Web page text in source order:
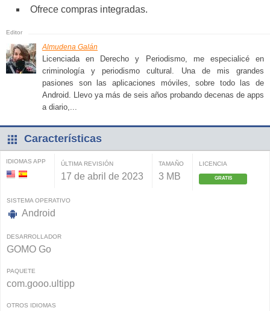
Ofrece compras integradas.
Almudena Galán
Licenciada en Derecho y Periodismo, me especialicé en
criminología y periodismo cultural. Una de mis grandes
pasiones son las aplicaciones móviles, sobre todo las de
Android. Llevo ya más de seis años probando decenas de apps
a diario,...
Características
IDIOMAS APP ÚLTIMA REVISIÓN
17 de abril de 2023
TAMAÑO
3 MB
LICENCIA
GRATIS
SISTEMA OPERATIVO
Android
DESARROLLADOR
GOMO Go
PAQUETE
com.gooo.ultipp
OTROS IDIOMAS